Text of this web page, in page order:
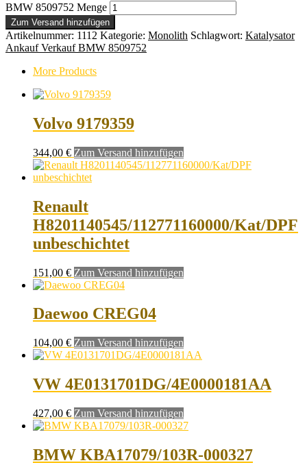
BMW 8509752 Menge
Zum Versand hinzufügen
Artikelnummer: 1112 Kategorie: Monolith Schlagwort: Katalysator
Ankauf Verkauf BMW 8509752
More Products
Volvo 9179359
344,00 € Zum Versand hinzufügen
Renault
H8201140545/112771160000/Kat/DPF
unbeschichtet
151,00 € Zum Versand hinzufügen
Daewoo CREG04
104,00 € Zum Versand hinzufügen
VW 4E0131701DG/4E0000181AA
427,00 € Zum Versand hinzufügen
BMW KBA17079/103R-000327